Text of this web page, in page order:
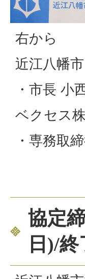
右から
近江八幡市
・市長 小
ベクセス
・専務取
協定
日)/